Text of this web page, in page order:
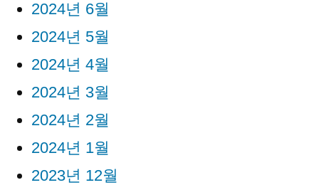
2024년 6월
2024년 5월
2024년 4월
2024년 3월
2024년 2월
2024년 1월
2023년 12월